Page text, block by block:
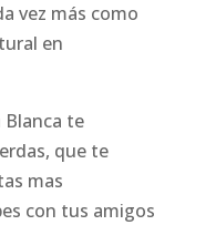
vez más como
en
Blanca te
que te
mas
con tus amigos